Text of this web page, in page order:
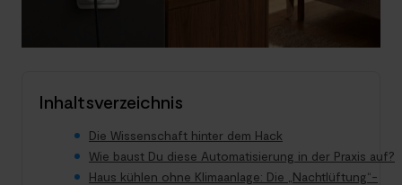
Inhaltsverzeichnis
Die Wissenschaft hinter dem Hack
Wie baust Du diese Automatisierung in der Praxis auf?
Haus kühlen ohne Klimaanlage: Die „Nachtlüftung“-